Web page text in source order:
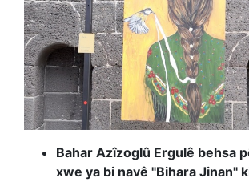
Bahar Azîzoglû Ergulê behsa
xwe ya bi navê "Bihara Jinan"